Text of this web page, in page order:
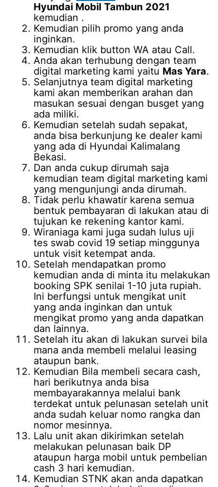
Hyundai Mobil Tambun 2021
kemudian .
Kemudian pilih promo yang anda
inginkan.
Kemudian klik button WA atau Call.
Anda akan terhubung dengan team
digital marketing kami yaitu Mas Yara.
Selanjutnya team digital marketing
kami akan memberikan arahan dan
masukan sesuai dengan busget yang
ada miliki.
Kemudian setelah sudah sepakat,
anda bisa berkunjung ke dealer kami
yang ada di Hyundai Kalimalang
Bekasi.
Dan anda cukup dirumah saja
kemudian team digital marketing kami
yang mengunjungi anda dirumah.
Tidak perlu khawatir karena semua
bentuk pembayaran di lakukan atau di
tujukan ke rekening kantor kami.
Wiraniaga kami juga sudah lulus uji
tes swab covid 19 setiap minggunya
untuk visit ketempat anda.
Setelah mendapatkan promo
kemudian anda di minta itu melakukan
booking SPK senilai 1-10 juta rupiah.
Ini berfungsi untuk mengikat unit
yang anda inginkan dan untuk
mengikat promo yang anda dapatkan
dan lainnya.
Setelah itu akan di lakukan survei bila
mana anda membeli melalui leasing
ataupun bank.
Kemudian Bila membeli secara cash,
hari berikutnya anda bisa
membayarakannya melalui bank
terdekat untuk pelunasan setelah unit
anda sudah keluar nomo rangka dan
nomor mesinnya.
Lalu unit akan dikirimkan setelah
melakukan pelunasan baik DP
ataupun harga mobil untuk pembelian
cash 3 hari kemudian.
Kemudian STNK akan anda dapatkan